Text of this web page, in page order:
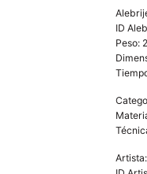
ID
Peso: